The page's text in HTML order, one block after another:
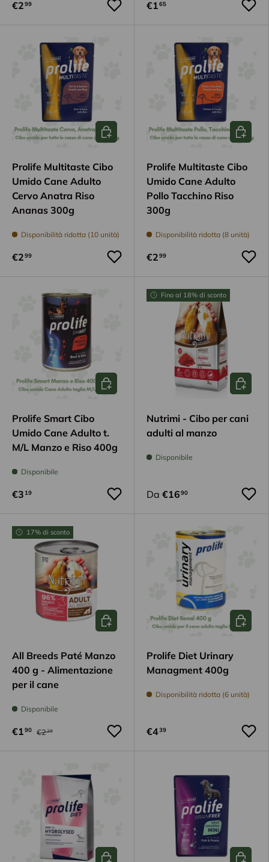
€299 €165
Prolife Multitaste Cibo
Umido Cane Adulto
Cervo Anatra Riso
Ananas 300g
Disponibilità ridotta (10 unità)
€299
Aggiungi al carrello
Prolife Multitaste Cibo
Umido Cane Adulto
Pollo Tacchino Riso
300g
Disponibilità ridotta (8 unità)
€299
Prolife Smart Cibo
Umido Cane Adulto t.
M/L Manzo e Riso 400g
Disponibile
€3 19
Aggiungi al carrello
Fino al 18% di sconto
Nutrimi - Cibo per cani
adulti al manzo
Disponibile
Da €1690
Scegli
17% di sconto
All Breeds Paté Manzo
400 g - Alimentazione
per il cane
Disponibile
€190 €229
Scegli opzioni
Prolife Diet Urinary
Managment 400g
Disponibilità ridotta (6 unità)
€439
Scegli opzioni Scegli